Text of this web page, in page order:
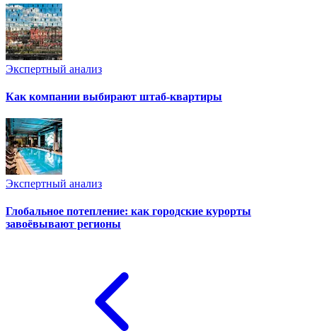
Экспертный анализ
Как компании выбирают штаб-квартиры
Экспертный анализ
Глобальное потепление: как городские курорты
завоёвывают регионы